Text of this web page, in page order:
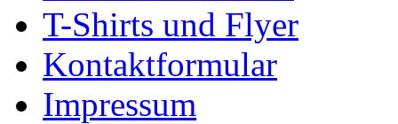
T-Shirts und Flyer
Kontaktformular
Impressum